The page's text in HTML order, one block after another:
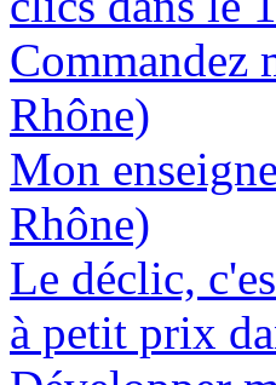
Commandez
Rhône)
Mon
Rhône)
Le déclic,
à petit prix